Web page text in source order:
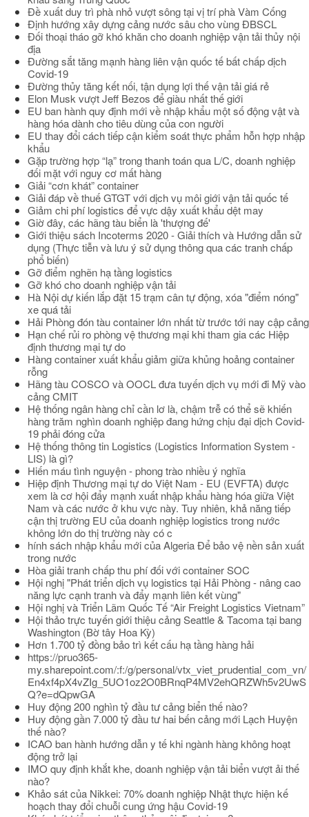
Đề xuất duy trì phà nhỏ vượt sông tại vị trí phà Vàm Cống
Định hướng xây dựng cảng nước sâu cho vùng ĐBSCL
Đối thoại tháo gỡ khó khăn cho doanh nghiệp vận tải thủy nội
địa
Đường sắt tăng mạnh hàng liên vận quốc tế bất chấp dịch
Covid-19
Đường thủy tăng kết nối, tận dụng lợi thế vận tải giá rẻ
Elon Musk vượt Jeff Bezos để giàu nhất thế giới
EU ban hành quy định mới về nhập khẩu một số động vật và
hàng hóa dành cho tiêu dùng của con người
EU thay đổi cách tiếp cận kiểm soát thực phẩm hỗn hợp nhập
khẩu
Gặp trường hợp “lạ” trong thanh toán qua L/C, doanh nghiệp
đối mặt với nguy cơ mất hàng
Giải “cơn khát” container
Giải đáp về thuế GTGT với dịch vụ môi giới vận tải quốc tế
Giảm chi phí logistics để vực dậy xuất khẩu dệt may
Giờ đây, các hãng tàu biển là 'thượng đế'
Giới thiệu sách Incoterms 2020 - Giải thích và Hướng dẫn sử
dụng (Thực tiễn và lưu ý sử dụng thông qua các tranh chấp
phổ biến)
Gỡ điểm nghẽn hạ tầng logistics
Gỡ khó cho doanh nghiệp vận tải
Hà Nội dự kiến lắp đặt 15 trạm cân tự động, xóa "điểm nóng"
xe quá tải
Hải Phòng đón tàu container lớn nhất từ trước tới nay cập cảng
Hạn chế rủi ro phòng vệ thương mại khi tham gia các Hiệp
định thương mại tự do
Hàng container xuất khẩu giảm giữa khủng hoảng container
rỗng
Hãng tàu COSCO và OOCL đưa tuyến dịch vụ mới đi Mỹ vào
cảng CMIT
Hệ thống ngân hàng chỉ cần lơ là, chậm trễ có thể sẽ khiến
hàng trăm nghìn doanh nghiệp đang hứng chịu đại dịch Covid-
19 phải đóng cửa
Hệ thống thông tin Logistics (Logistics Information System -
LIS) là gì?
Hiến máu tình nguyện - phong trào nhiều ý nghĩa
Hiệp định Thương mại tự do Việt Nam - EU (EVFTA) được
xem là cơ hội đẩy mạnh xuất nhập khẩu hàng hóa giữa Việt
Nam và các nước ở khu vực này. Tuy nhiên, khả năng tiếp
cận thị trường EU của doanh nghiệp logistics trong nước
không lớn do thị trường này có c
hính sách nhập khẩu mới của Algeria Để bảo vệ nền sản xuất
trong nước
Hòa giải tranh chấp thu phí đối với container SOC
Hội nghị "Phát triển dịch vụ logistics tại Hải Phòng - nâng cao
năng lực cạnh tranh và đẩy mạnh liên kết vùng"
Hội nghị và Triển Lãm Quốc Tế “Air Freight Logistics Vietnam”
Hội thảo trực tuyến giới thiệu cảng Seattle & Tacoma tại bang
Washington (Bờ tây Hoa Kỳ)
Hơn 1.700 tỷ đồng bảo trì kết cấu hạ tầng hàng hải
https://pruo365-
my.sharepoint.com/:f:/g/personal/vtx_viet_prudential_com_vn/
En4xf4pX4vZIg_5UO1oz2O0BRnqP4MV2ehQRZWh5v2UwS
Q?e=dQpwGA
Huy động 200 nghìn tỷ đầu tư cảng biển thế nào?
Huy động gần 7.000 tỷ đầu tư hai bến cảng mới Lạch Huyện
thế nào?
ICAO ban hành hướng dẫn y tế khi ngành hàng không hoạt
động trở lại
IMO quy định khắt khe, doanh nghiệp vận tải biển vượt ải thế
nào?
Khảo sát của Nikkei: 70% doanh nghiệp Nhật thực hiện kế
hoạch thay đổi chuỗi cung ứng hậu Covid-19